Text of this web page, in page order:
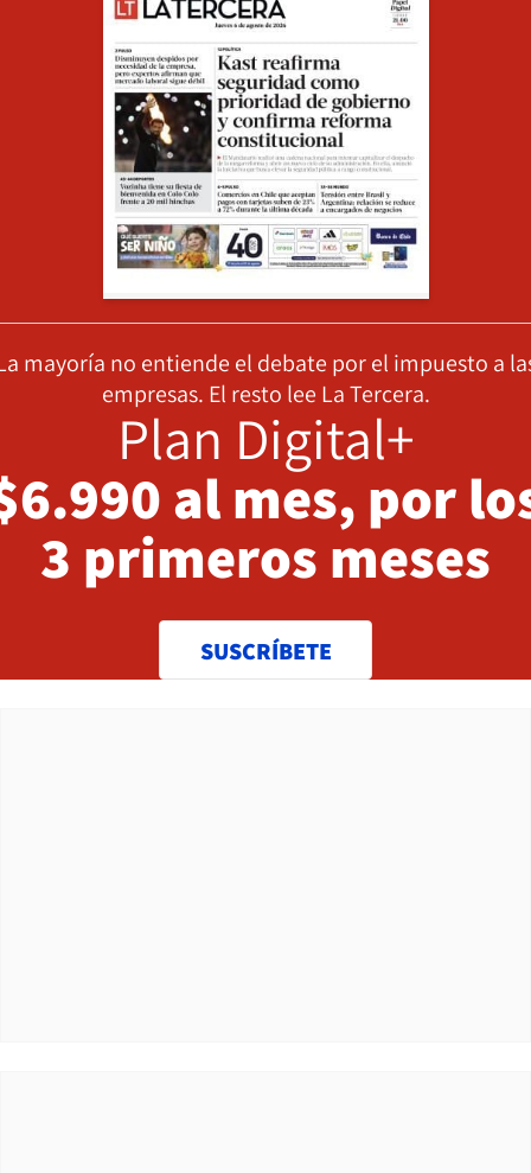
mayoría no entiende el debate por el impuesto a
empresas. El resto lee La Tercera.
Plan Digital+
al mes, por
3 primeros meses
SUSCRÍBETE